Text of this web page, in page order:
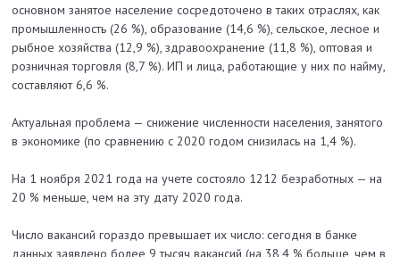
основном занятое население сосредоточено в таких отраслях, как
промышленность (26 %), образование (14,6 %), сельское, лесное и
рыбное хозяйства (12,9 %), здравоохранение (11,8 %), оптовая и
розничная торговля (8,7 %). ИП и лица, работающие у них по найму,
составляют 6,6 %.
Актуальная проблема — снижение численности населения, занятого
в экономике (по сравнению с 2020 годом снизилась на 1,4 %).
На 1 ноября 2021 года на учете состояло 1212 безработных — на
20 % меньше, чем на эту дату 2020 года.
Число вакансий гораздо превышает их число: сегодня в банке
данных заявлено более 9 тысяч вакансий (на 38,4 % больше, чем в